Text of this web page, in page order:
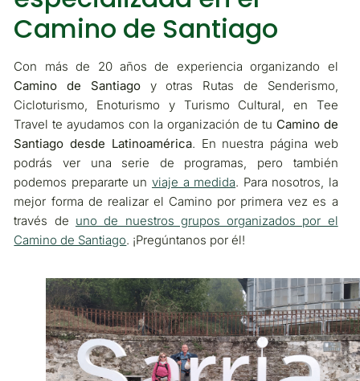
Camino de Santiago
Con más de 20 años de experiencia organizando el
Camino de Santiagoy otras Rutas de Senderismo,
Cicloturismo, Enoturismo y Turismo Cultural, en Tee
Travel te ayudamos con la organización de tu Camino de
Santiago desde Latinoamérica. En nuestra página web
podrás ver una serie de programas, pero también
podemos prepararte un viaje a medida. Para nosotros, la
mejor forma de realizar el Camino por primera vez es a
través de uno de nuestros grupos organizados por el
Camino de Santiago. ¡Pregúntanos por él!